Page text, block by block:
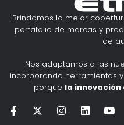
Brindamos la mejor
portafolio de marcas y
de
Nos adaptamos a las
incorporando herramientas
porque la innovación